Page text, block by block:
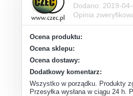
Dodano: 2019-
Opinia
Ocena produktu:
Ocena sklepu:
Ocena dostawy:
Dodatkowy komentarz:
Wszystko w porządku. Produkty
Przesyłka wysłana w ciągu 24 h.